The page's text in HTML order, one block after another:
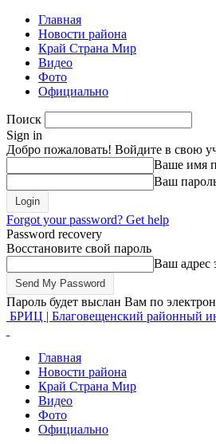
Главная
Новости района
Край Страна Мир
Видео
Фото
Официально
Поиск
Sign in
Добро пожаловать! Войдите в свою
Ваше имя
Ваш
Forgot your password? Get help
Password recovery
Восстановите свой пароль
Ваш адрес
Пароль будет выслан Вам по
БРИЦ | Благовещенский районный
Главная
Новости района
Край Страна Мир
Видео
Фото
Официально